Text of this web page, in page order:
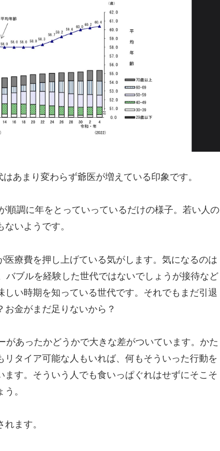
あまり変わらず爺医が増えている印象です。
順調に年をとっていっているだけの様子。若い人の
いようです。
療費を押し上げている気がします。気になるのは
ブルを経験した世代ではないでしょうが接待など
い時期を知っている世代です。それでもまだ引退
金がまだ足りないから？
あったかどうかで大きな差がついています。かた
タイア可能な人もいれば、何もそういった行動を
す。そういう人でも食いっぱぐれはせずにそこそ
。
ます。